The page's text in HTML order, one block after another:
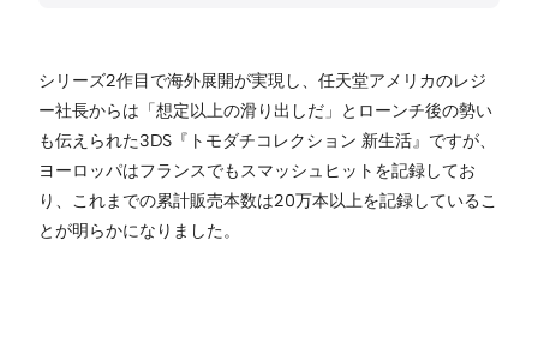
シリーズ2作目で海外展開が実現し、任天堂アメリカのレジ
ー社長からは「想定以上の滑り出しだ」とローンチ後の勢い
も伝えられた3DS『トモダチコレクション 新生活』ですが、
ヨーロッパはフランスでもスマッシュヒットを記録してお
り、これまでの累計販売本数は20万本以上を記録しているこ
とが明らかになりました。